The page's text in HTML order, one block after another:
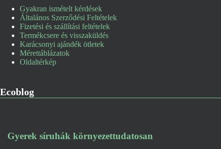
Gyakran ismételt kérdések
Általános Szerződési Feltételek
Fizetési és szállítási feltételek
Termékcsere és visszaküldés
Karácsonyi ajándék ötletek
Mérettáblázatok
Oldaltérkép
Ecoblog
Gyerek síruhák környezettudatosan